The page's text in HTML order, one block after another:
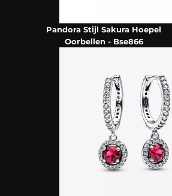
Pandora Stijl Sakura Hoepel
Oorbellen - Bse866